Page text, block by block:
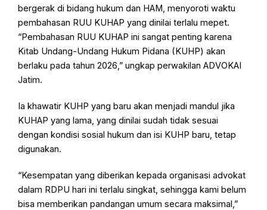
bergerak di bidang hukum dan HAM, menyoroti waktu
pembahasan RUU KUHAP yang dinilai terlalu mepet.
“Pembahasan RUU KUHAP ini sangat penting karena
Kitab Undang-Undang Hukum Pidana (KUHP) akan
berlaku pada tahun 2026,” ungkap perwakilan ADVOKAI
Jatim.
Ia khawatir KUHP yang baru akan menjadi mandul jika
KUHAP yang lama, yang dinilai sudah tidak sesuai
dengan kondisi sosial hukum dan isi KUHP baru, tetap
digunakan.
“Kesempatan yang diberikan kepada organisasi advokat
dalam RDPU hari ini terlalu singkat, sehingga kami belum
bisa memberikan pandangan umum secara maksimal,”